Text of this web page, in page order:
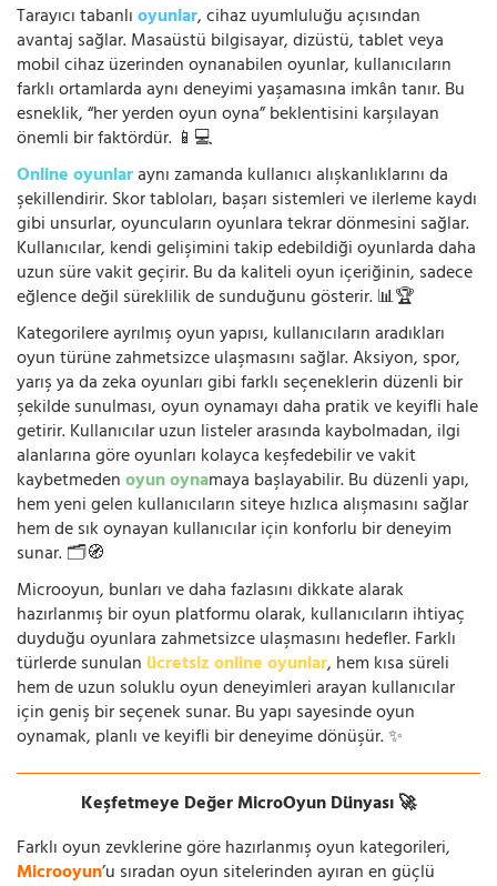
Tarayıcı tabanlıoyunlar, cihaz uyumluluğu açısından
avantaj sağlar. Masaüstü bilgisayar, dizüstü, tablet veya
mobil cihaz üzerinden oynanabilen oyunlar, kullanıcıların
farklı ortamlarda aynı deneyimi yaşamasına imkân tanır. Bu
esneklik, “her yerden oyun oyna” beklentisini karşılayan
önemli bir faktördür. 📱💻
Online oyunlaraynı zamanda kullanıcı alışkanlıklarını da
şekillendirir. Skor tabloları, başarı sistemleri ve ilerleme kaydı
gibi unsurlar, oyuncuların oyunlara tekrar dönmesini sağlar.
Kullanıcılar, kendi gelişimini takip edebildiği oyunlarda daha
uzun süre vakit geçirir. Bu da kaliteli oyun içeriğinin, sadece
eğlence değil süreklilik de sunduğunu gösterir. 📊🏆
Kategorilere ayrılmış oyun yapısı, kullanıcıların aradıkları
oyun türüne zahmetsizce ulaşmasını sağlar. Aksiyon, spor,
yarış ya da zeka oyunları gibi farklı seçeneklerin düzenli bir
şekilde sunulması, oyun oynamayı daha pratik ve keyifli hale
getirir. Kullanıcılar uzun listeler arasında kaybolmadan, ilgi
alanlarına göre oyunları kolayca keşfedebilir ve vakit
kaybetmedenoyun oynamaya başlayabilir. Bu düzenli yapı,
hem yeni gelen kullanıcıların siteye hızlıca alışmasını sağlar
hem de sık oynayan kullanıcılar için konforlu bir deneyim
sunar. 🗂️🧭
Microoyun, bunları ve daha fazlasını dikkate alarak
hazırlanmış bir oyun platformu olarak, kullanıcıların ihtiyaç
duyduğu oyunlara zahmetsizce ulaşmasını hedefler. Farklı
türlerde sunulan ücretsiz online oyunlar, hem kısa süreli
hem de uzun soluklu oyun deneyimleri arayan kullanıcılar
için geniş bir seçenek sunar. Bu yapı sayesinde oyun
oynamak, planlı ve keyifli bir deneyime dönüşür. ✨
Keşfetmeye Değer MicroOyun Dünyası 🚀
Farklı oyun zevklerine göre hazırlanmış oyun kategorileri,
Microoyun’u sıradan oyun sitelerinden ayıran en güçlü